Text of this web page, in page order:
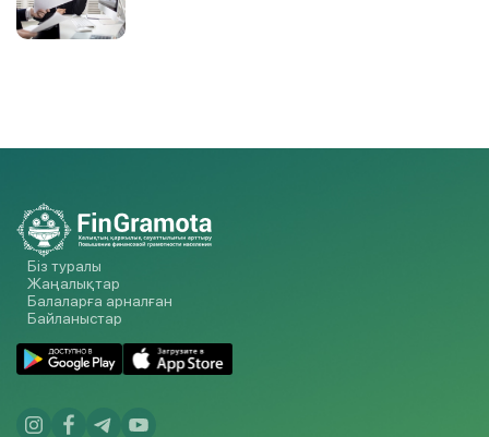
Біз туралы
Жаңалықтар
Балаларға арналған
Байланыстар